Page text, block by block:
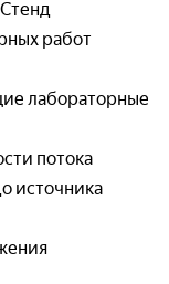
работ
лабораторные
потока
источника